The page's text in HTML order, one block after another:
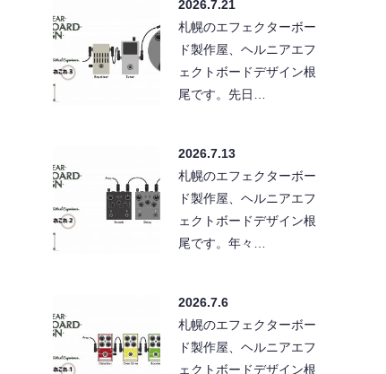
2026.7.21
札幌のエフェクターボー
ド製作屋、ヘルニアエフ
ェクトボードデザイン根
尾です。先日…
2026.7.13
札幌のエフェクターボー
ド製作屋、ヘルニアエフ
ェクトボードデザイン根
尾です。年々…
2026.7.6
札幌のエフェクターボー
ド製作屋、ヘルニアエフ
ェクトボードデザイン根